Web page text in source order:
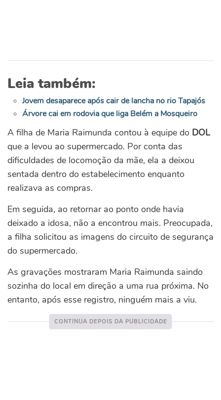
Leia também:
Jovem desaparece após cair de lancha no rio Tapajós
Árvore cai em rodovia que liga Belém a Mosqueiro
A filha de Maria Raimunda contou à equipe do DOL
que a levou ao supermercado. Por conta das
dificuldades de locomoção da mãe, ela a deixou
sentada dentro do estabelecimento enquanto
realizava as compras.
Em seguida, ao retornar ao ponto onde havia
deixado a idosa, não a encontrou mais. Preocupada,
a filha solicitou as imagens do circuito de segurança
do supermercado.
As gravações mostraram Maria Raimunda saindo
sozinha do local em direção a uma rua próxima. No
entanto, após esse registro, ninguém mais a viu.